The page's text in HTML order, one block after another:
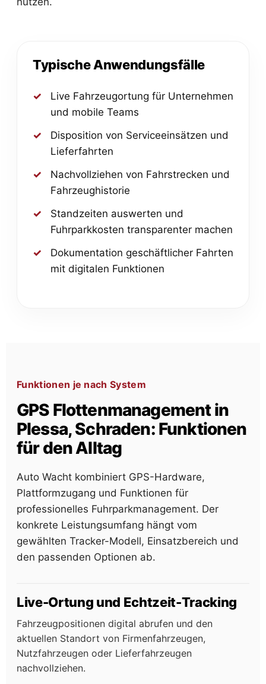
Typische Anwendungsfälle
Live Fahrzeugortung für Unternehmen
und mobile Teams
Disposition von Serviceeinsätzen und
Lieferfahrten
Nachvollziehen von Fahrstrecken und
Fahrzeughistorie
Standzeiten auswerten und
Fuhrparkkosten transparenter machen
Dokumentation geschäftlicher Fahrten
mit digitalen Funktionen
Funktionen je nach System
GPS Flottenmanagement in
Plessa, Schraden: Funktionen
für den Alltag
Auto Wacht kombiniert GPS-Hardware,
Plattformzugang und Funktionen für
professionelles Fuhrparkmanagement. Der
konkrete Leistungsumfang hängt vom
gewählten Tracker-Modell, Einsatzbereich und
den passenden Optionen ab.
Live-Ortung und Echtzeit-Tracking
Fahrzeugpositionen digital abrufen und den
aktuellen Standort von Firmenfahrzeugen,
Nutzfahrzeugen oder Lieferfahrzeugen
nachvollziehen.